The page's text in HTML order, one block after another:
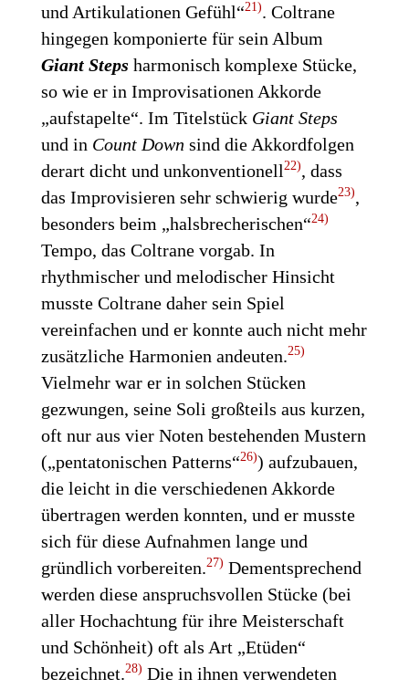
und Artikulationen Gefühl“21). Coltrane
hingegen komponierte für sein Album
Giant Steps harmonisch komplexe Stücke,
so wie er in Improvisationen Akkorde
„aufstapelte“. Im Titelstück Giant Steps
und in Count Down sind die Akkordfolgen
derart dicht und unkonventionell22), dass
das Improvisieren sehr schwierig wurde23),
besonders beim „halsbrecherischen“24)
Tempo, das Coltrane vorgab. In
rhythmischer und melodischer Hinsicht
musste Coltrane daher sein Spiel
vereinfachen und er konnte auch nicht mehr
zusätzliche Harmonien andeuten.25)
Vielmehr war er in solchen Stücken
gezwungen, seine Soli großteils aus kurzen,
oft nur aus vier Noten bestehenden Mustern
(„pentatonischen Patterns“26)) aufzubauen,
die leicht in die verschiedenen Akkorde
übertragen werden konnten, und er musste
sich für diese Aufnahmen lange und
gründlich vorbereiten.27) Dementsprechend
werden diese anspruchsvollen Stücke (bei
aller Hochachtung für ihre Meisterschaft
und Schönheit) oft als Art „Etüden“
bezeichnet.28) Die in ihnen verwendeten